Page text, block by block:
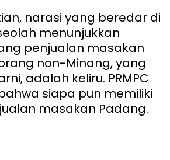
narasi yang beredar di
menunjukkan
penjualan masakan
non-Minang, yang
adalah keliru. PRMPC
siapa pun memiliki
masakan Padang.